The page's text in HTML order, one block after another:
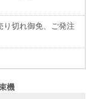
り切れ御免、ご発注
機